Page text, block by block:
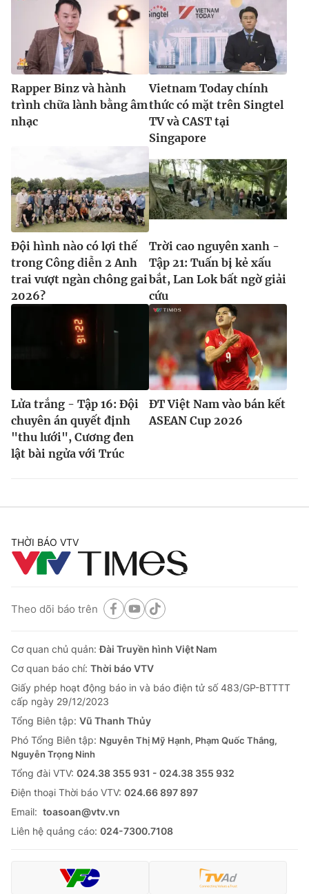
Rapper Binz và hành
trình chữa lành bằng âm
nhạc
Vietnam Today chính
thức có mặt trên Singtel
TV và CAST tại
Singapore
Đội hình nào có lợi thế
trong Công diễn 2 Anh
trai vượt ngàn chông gai
2026?
Trời cao nguyên xanh -
Tập 21: Tuấn bị kẻ xấu
bắt, Lan Lok bất ngờ giải
cứu
Lửa trắng - Tập 16: Đội
chuyên án quyết định
"thu lưới", Cương đen
lật bài ngửa với Trúc
ĐT Việt Nam vào bán kết
ASEAN Cup 2026
THỜI BÁO VTV
Theo dõi báo trên
Cơ quan chủ quản:Đài Truyền hình Việt Nam
Cơ quan báo chí: Thời báo VTV
Giấy phép hoạt động báo in và báo điện tử số 483/GP-BTTTT
cấp ngày 29/12/2023
Tổng Biên tập: Vũ Thanh Thủy
Phó Tổng Biên tập: Nguyễn Thị Mỹ Hạnh, Phạm Quốc Thắng,
Nguyễn Trọng Ninh
Tổng đài VTV: 024.38 355 931 - 024.38 355 932
Ðiện thoại Thời báo VTV: 024.66 897 897
Email: toasoan@vtv.vn
Liên hệ quảng cáo: 024-7300.7108